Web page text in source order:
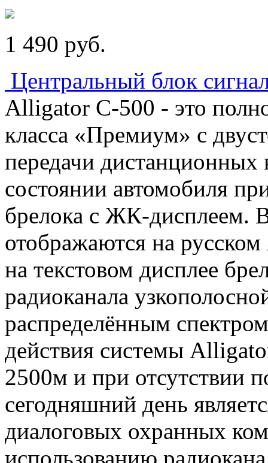
1 490 pуб.
Центральный блок
Alligator C-500 - это
класса «Премиум» с
передачи
состоянии автомобиля
брелока с ЖК-дисплеем.
отображаются на
на текстовом дисплее
радиоканала
распределённым
действия системы
2500м и при отсутствии
сегодняшний день
диалоговых охранных